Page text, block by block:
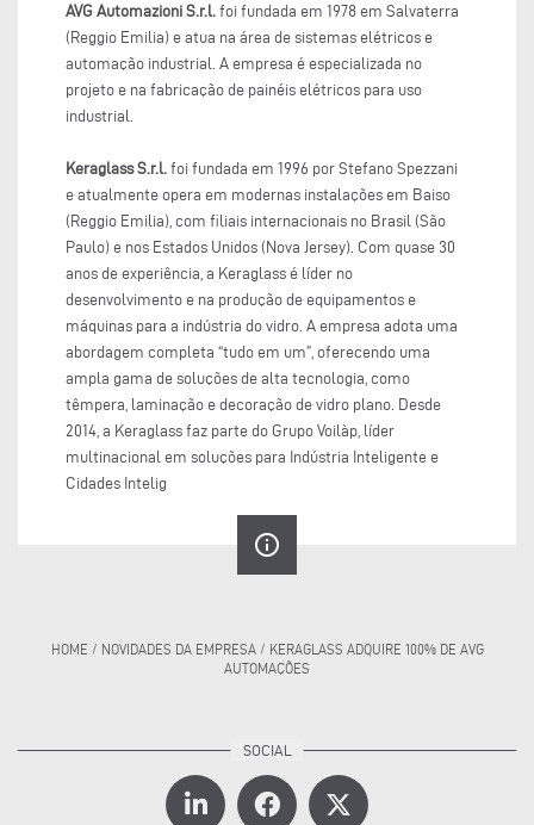
AVG Automazioni S.r.l. foi fundada em 1978 em Salvaterra
(Reggio Emilia) e atua na área de sistemas elétricos e
automação industrial. A empresa é especializada no
projeto e na fabricação de painéis elétricos para uso
industrial.
Keraglass S.r.l. foi fundada em 1996 por Stefano Spezzani
e atualmente opera em modernas instalações em Baiso
(Reggio Emilia), com filiais internacionais no Brasil (São
Paulo) e nos Estados Unidos (Nova Jersey). Com quase 30
anos de experiência, a Keraglass é líder no
desenvolvimento e na produção de equipamentos e
máquinas para a indústria do vidro. A empresa adota uma
abordagem completa “tudo em um”, oferecendo uma
ampla gama de soluções de alta tecnologia, como
têmpera, laminação e decoração de vidro plano. Desde
2014, a Keraglass faz parte do Grupo Voilàp, líder
multinacional em soluções para Indústria Inteligente e
Cidades Intelig
info_outline
HOME / NOVIDADES DA EMPRESA/ KERAGLASS ADQUIRE 100% DE AVG
AUTOMAÇÕES